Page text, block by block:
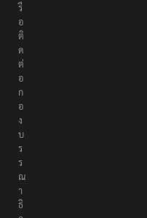
ห
รื
อ
ติ
ด
ต่
อ
ก
อ
ง
บ
ร
ร
ณ
า